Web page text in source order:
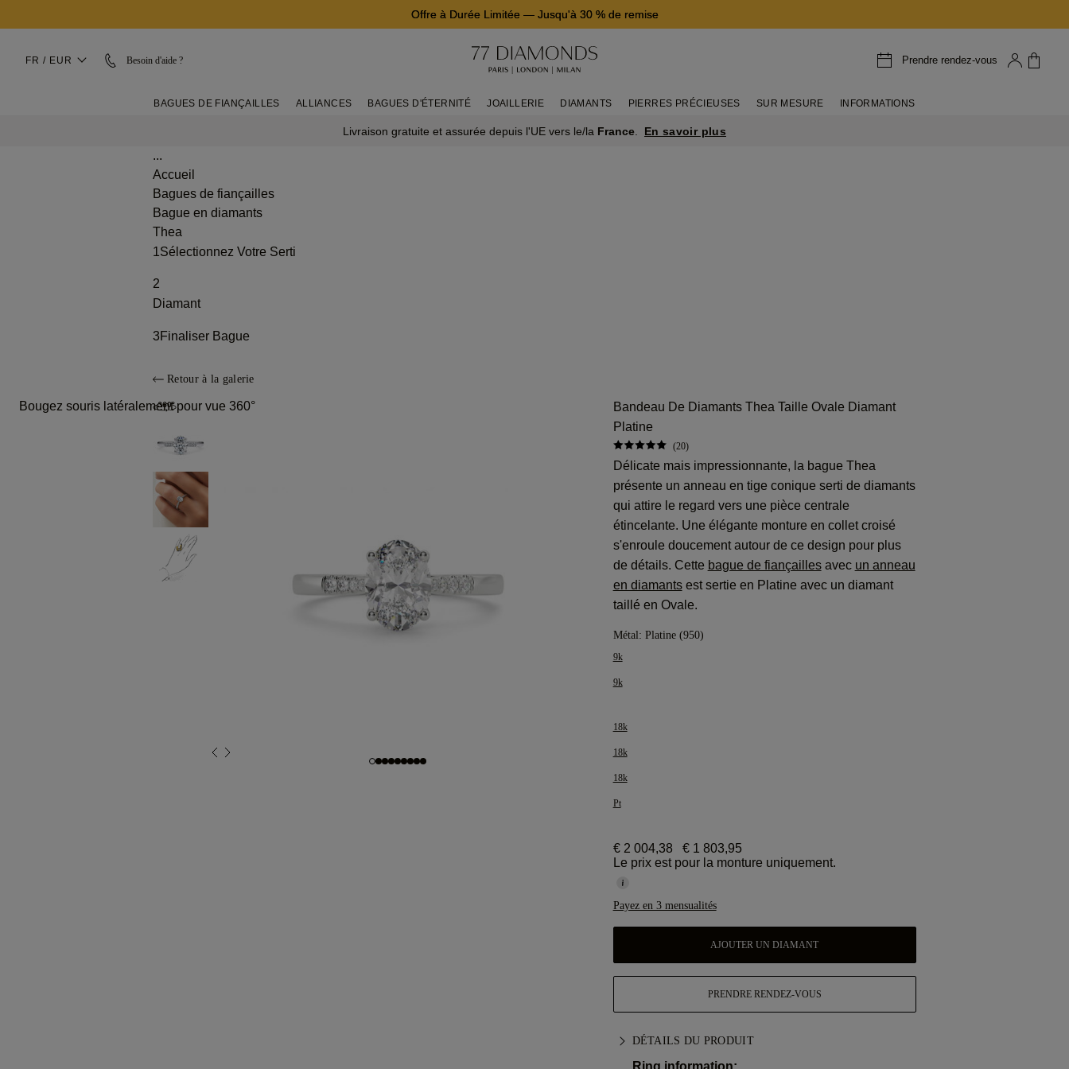
Offre à Durée Limitée— Jusqu'à 30 % de remise
FR / EUR Besoin d'aide ? Prendre rendez-vous
BAGUES DE FIANÇAILLES ALLIANCES BAGUES D'ÉTERNITÉ JOAILLERIE DIAMANTS PIERRES PRÉCIEUSES SUR MESURE INFORMATIONS
Livraison gratuite et assurée depuis l'UE vers le/la France En savoir plus
...
Accueil
Bagues de fiançailles
Bague en diamants
Thea
1Sélectionnez Votre Serti
2
Diamant
3 Finaliser Bague
Retour à la galerie
Bougez souris latéralement pour vue 360°
Bandeau De Diamants Thea Taille Ovale Diamant
Platine
(20)
Délicate mais impressionnante, la bague Thea
présente un anneau en tige conique serti de diamants
qui attire le regard vers une pièce centrale
étincelante. Une élégante monture en collet croisé
s'enroule doucement autour de ce design pour plus
de détails. Cette bague de fiançaillesavec un anneau
en diamantsest sertie en Platine avec un diamant
taillé en Ovale.
Métal: Platine (950)
9k
9k
18k
18k
18k
Pt
€ 2 004,38
€ 1 803,95
Le prix est pour la monture uniquement.
Payez en 3 mensualités
AJOUTER UN DIAMANT
PRENDRE RENDEZ-VOUS
DÉTAILS DU PRODUIT
Ring information: